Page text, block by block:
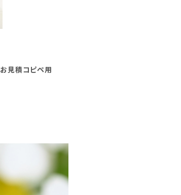
お見積コピペ用